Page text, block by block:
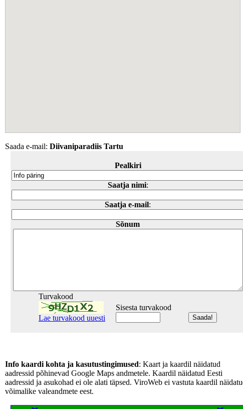
Saada e-mail: Diivaniparadiis Tartu
Pealkiri
Saatja nimi:
Saatja e-mail:
Sõnum
Turvakood
Lae turvakood uuesti
Sisesta turvakood
Info kaardi kohta ja kasutustingimused: Kaart ja kaardil näidatud
aadressid põhinevad Google Maps andmetele. Kaardil näidatud Eesti
aadressid ja asukohad ei ole alati täpsed. ViroWeb ei vastuta kaardil
võimalike valeandmete eest.